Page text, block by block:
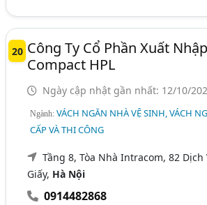
20 Công Ty Cổ Phần Xuất
Compact HPL
Ngày cập nhật gần nhất: 12/10/
Ngành:VÁCH NGĂN NHÀ VỆ SINH, VÁCH
CẤP VÀ THI CÔNG
Tầng 8, Tòa Nhà Intracom, 82 Dịch
Giấy, Hà Nội
0914482868